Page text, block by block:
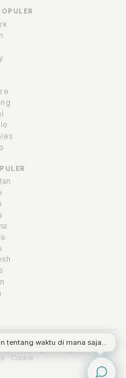
dilindungi undang-undang ·
· Cookie
tentang waktu di mana saja...